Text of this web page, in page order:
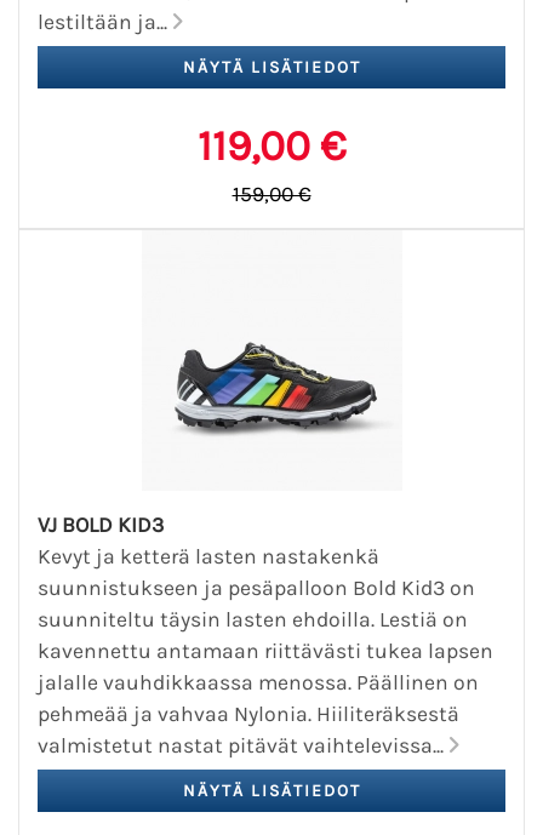
lestiltään ja...
119,00 €
159,00 €
VJ BOLD KID3
Kevyt ja ketterä lasten nastakenkä
suunnistukseen ja pesäpalloon Bold Kid3 on
suunniteltu täysin lasten ehdoilla. Lestiä on
kavennettu antamaan riittävästi tukea lapsen
jalalle vauhdikkaassa menossa. Päällinen on
pehmeää ja vahvaa Nylonia. Hiiliteräksestä
valmistetut nastat pitävät vaihtelevissa...